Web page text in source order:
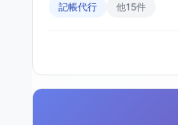
記帳代行
他15件